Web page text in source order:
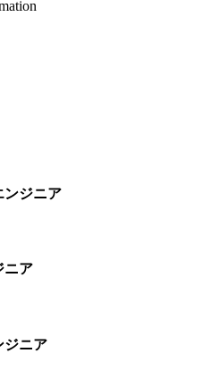
ンジニア
ニア
ジニア